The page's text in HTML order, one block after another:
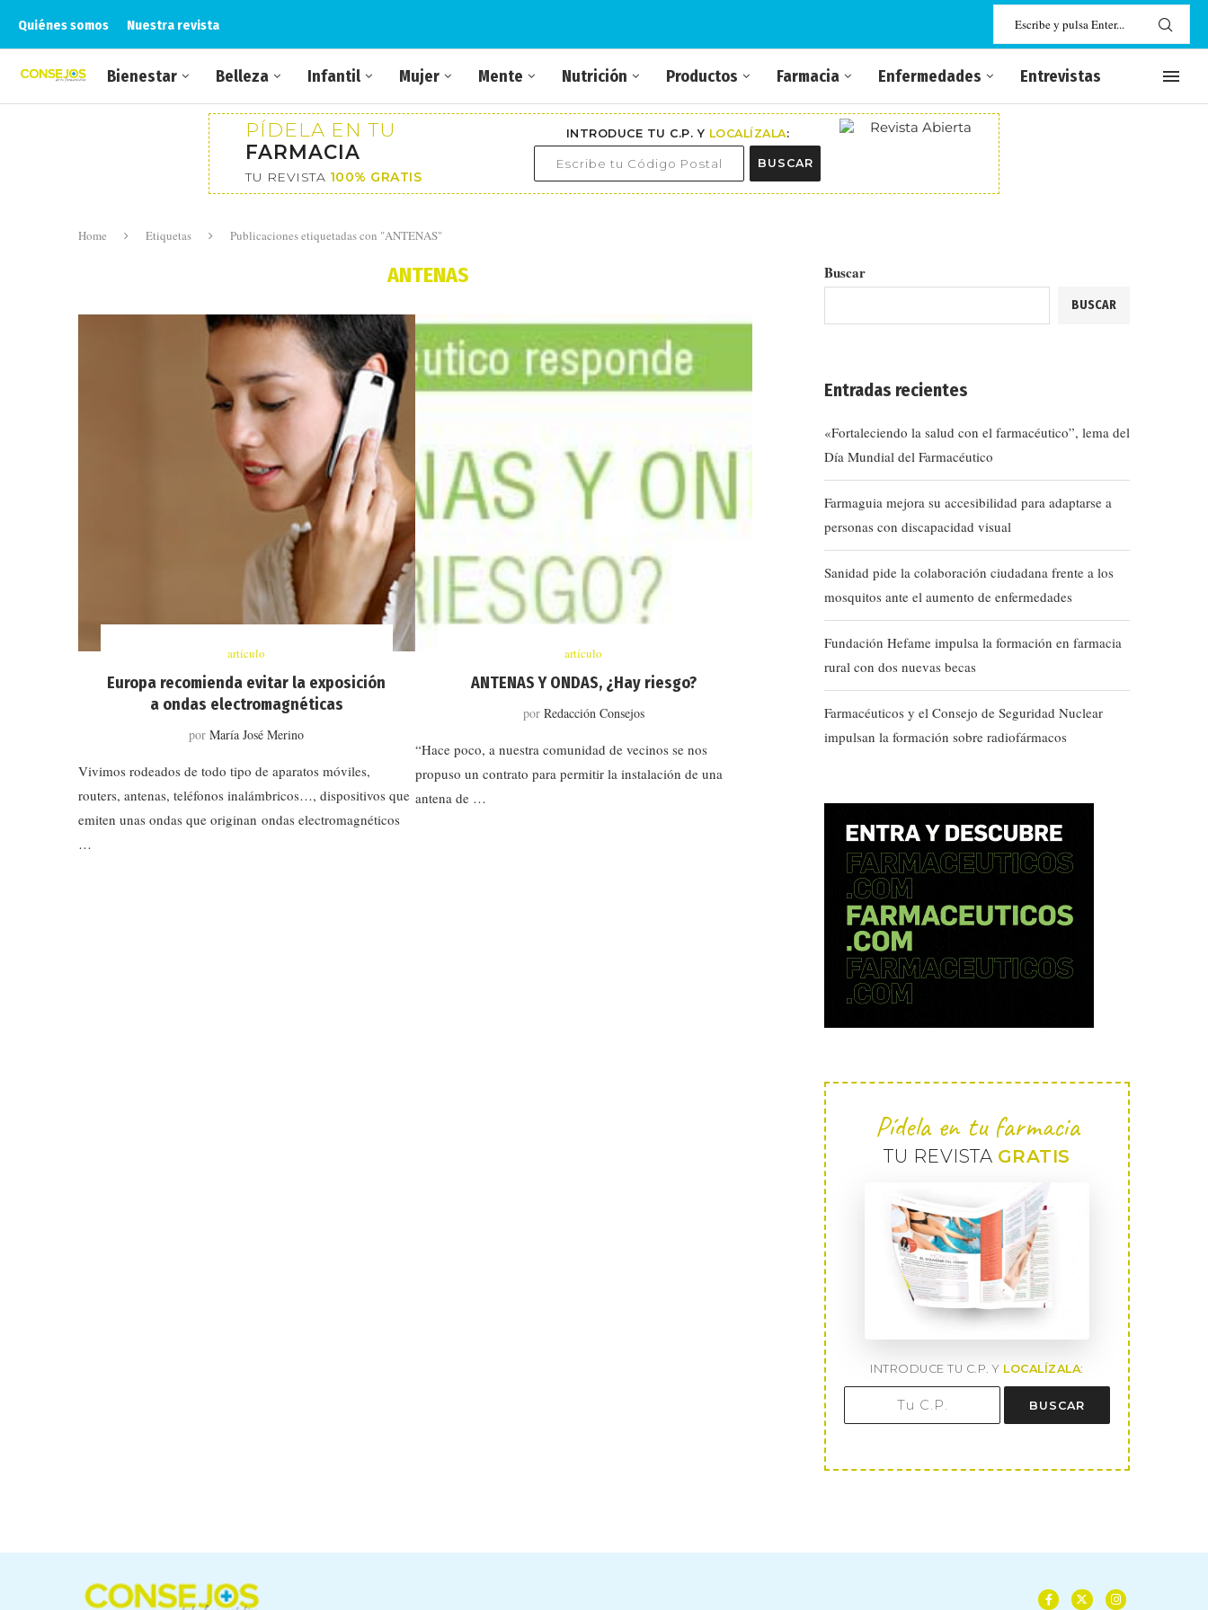
Quiénes somos Nuestra revista
Bienestar Belleza Infantil Mujer Mente Nutrición Productos Farmacia Enfermedades Entrevistas
PÍDELA EN TU
FARMACIA
TU REVISTA 100% GRATIS
INTRODUCE TU C.P. Y LOCALÍZALA:
BUSCAR
Home Etiquetas Publicaciones etiquetadas con "ANTENAS"
ANTENAS
artículo
Europa recomienda evitar la exposición
a ondas electromagnéticas
porMaría José Merino
Vivimos rodeados de todo tipo de aparatos móviles,
routers, antenas, teléfonos inalámbricos…, dispositivos que
emiten unas ondas que originan ondas electromagnéticos
…
artículo
ANTENAS Y ONDAS, ¿Hay riesgo?
por Redacción Consejos
“Hace poco, a nuestra comunidad de vecinos se nos
propuso un contrato para permitir la instalación de una
antena de …
Buscar
BUSCAR
Entradas recientes
«Fortaleciendo la salud con el farmacéutico”, lema del
Día Mundial del Farmacéutico
Farmaguia mejora su accesibilidad para adaptarse a
personas con discapacidad visual
Sanidad pide la colaboración ciudadana frente a los
mosquitos ante el aumento de enfermedades
Fundación Hefame impulsa la formación en farmacia
rural con dos nuevas becas
Farmacéuticos y el Consejo de Seguridad Nuclear
impulsan la formación sobre radiofármacos
Pídela en tu farmacia
TU REVISTA GRATIS
INTRODUCE TU C.P. Y LOCALÍZALA:
BUSCAR